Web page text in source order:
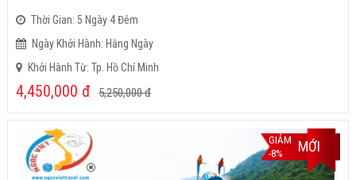
Thời Gian: 5 Ngày 4 Đêm
Ngày Khởi Hành: Hằng Ngày
Khởi Hành Từ: Tp. Hồ Chí Minh
4,450,000 đ 5,250,000đ
GIẢM
-8%
MỚI